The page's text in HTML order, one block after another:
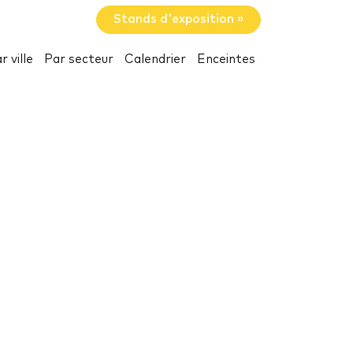
Stands d'exposition »
ville Par secteur Calendrier Enceintes